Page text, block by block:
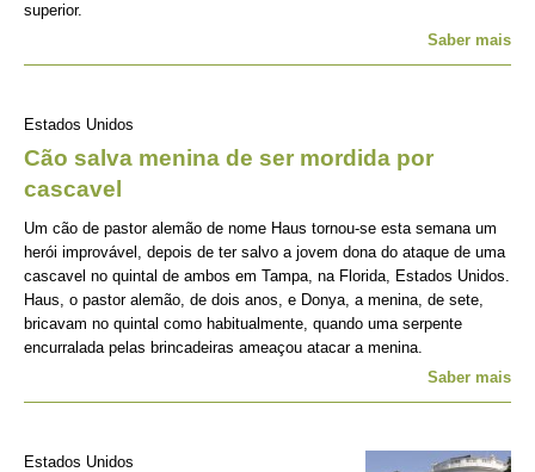
superior.
Saber mais
Estados Unidos
Cão salva menina de ser mordida por
cascavel
Um cão de pastor alemão de nome Haus tornou-se esta semana um
herói improvável, depois de ter salvo a jovem dona do ataque de uma
cascavel no quintal de ambos em Tampa, na Florida, Estados Unidos.
Haus, o pastor alemão, de dois anos, e Donya, a menina, de sete,
bricavam no quintal como habitualmente, quando uma serpente
encurralada pelas brincadeiras ameaçou atacar a menina.
Saber mais
Estados Unidos